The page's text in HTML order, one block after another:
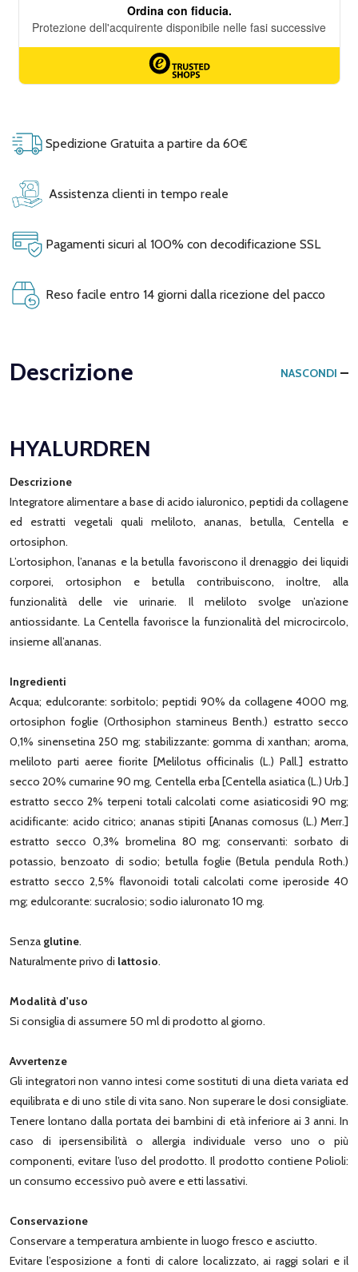
Spedizione Gratuita a partire da 60€
Assistenza clienti in tempo reale
Pagamenti sicuri al 100% con decodificazione SSL
Reso facile entro 14 giorni dalla ricezione del pacco
Descrizione NASCONDI
HYALURDREN
Descrizione
Integratore alimentare a base di acido ialuronico, peptidi da collagene
ed estratti vegetali quali meliloto, ananas, betulla, Centella e
ortosiphon.
L’ortosiphon, l’ananas e la betulla favoriscono il drenaggio dei liquidi
corporei, ortosiphon e betulla contribuiscono, inoltre, alla
funzionalità delle vie urinarie. Il meliloto svolge un’azione
antiossidante. La Centella favorisce la funzionalità del microcircolo,
insieme all’ananas.
Ingredienti
Acqua; edulcorante: sorbitolo; peptidi 90% da collagene 4000 mg,
ortosiphon foglie (Orthosiphon stamineus Benth.) estratto secco
0,1% sinensetina 250 mg; stabilizzante: gomma di xanthan; aroma,
meliloto parti aeree fiorite [Melilotus officinalis (L.) Pall.] estratto
secco 20% cumarine 90 mg, Centella erba [Centella asiatica (L.) Urb.]
estratto secco 2% terpeni totali calcolati come asiaticosidi 90 mg;
acidificante: acido citrico; ananas stipiti [Ananas comosus (L.) Merr.]
estratto secco 0,3% bromelina 80 mg; conservanti: sorbato di
potassio, benzoato di sodio; betulla foglie (Betula pendula Roth.)
estratto secco 2,5% flavonoidi totali calcolati come iperoside 40
mg; edulcorante: sucralosio; sodio ialuronato 10 mg.
Senza glutine.
Naturalmente privo di lattosio.
Modalità d'uso
Si consiglia di assumere 50 ml di prodotto al giorno.
Avvertenze
Gli integratori non vanno intesi come sostituti di una dieta variata ed
equilibrata e di uno stile di vita sano. Non superare le dosi consigliate.
Tenere lontano dalla portata dei bambini di età inferiore ai 3 anni. In
caso di ipersensibilità o allergia individuale verso uno o più
componenti, evitare l’uso del prodotto. Il prodotto contiene Polioli:
un consumo eccessivo può avere e etti lassativi.
Conservazione
Conservare a temperatura ambiente in luogo fresco e asciutto.
Evitare l’esposizione a fonti di calore localizzato, ai raggi solari e il